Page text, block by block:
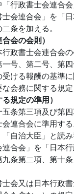
行政書士会連合
会連合会」を「
条を加える。
会の会則）
行政書士会連合会
号、第二号、第
ける報酬の基準
会務に関する規定
規定の準用）
五条第三項及び第
連合会に準用す
自治大臣」と読み
合会」を「日本
条第二項、第十
士会又は日本行政